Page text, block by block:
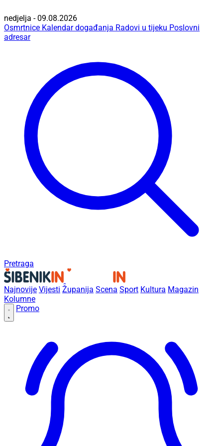
nedjelja - 09.08.2026
Osmrtnice Kalendar događanja Radovi u tijeku Poslovni
adresar
Pretraga
Najnovije Vijesti Županija Scena Sport Kultura Magazin
Kolumne
Promo